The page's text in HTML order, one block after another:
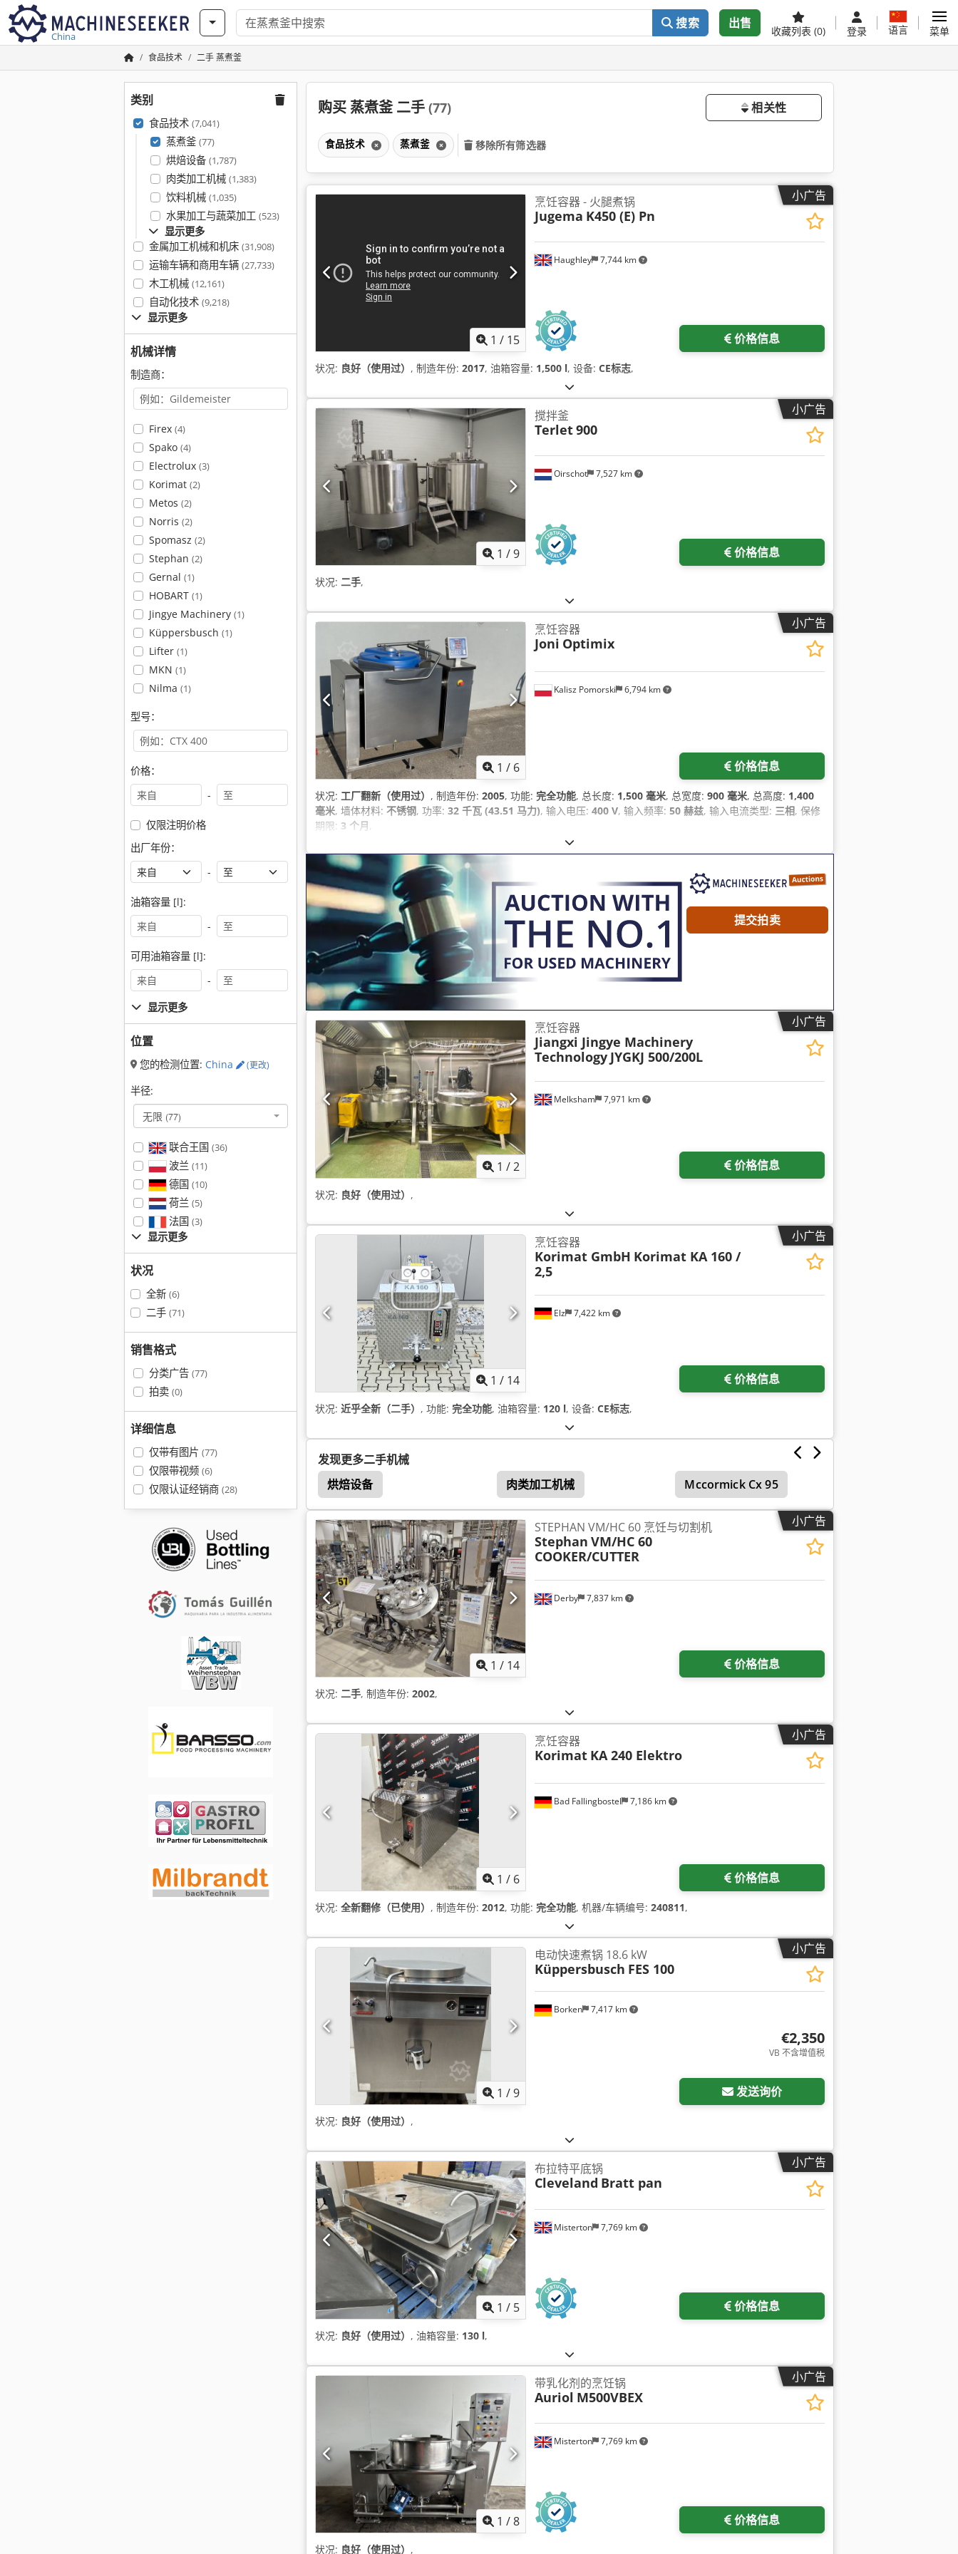
China
搜索 出售
收藏列表 (0) 登录 语言 菜单
食品技术 二手 蒸煮釜
类别
食品技术 (7,041)
蒸煮釜 (77)
烘焙设备 (1,787)
肉类加工机械 (1,383)
饮料机械 (1,035)
水果加工与蔬菜加工 (523)
显示更多
金属加工机械和机床 (31,908)
运输车辆和商用车辆 (27,733)
木工机械 (12,161)
自动化技术 (9,218)
显示更多
机械详情
制造商：
Firex (4)
Spako (4)
Electrolux (3)
Korimat (2)
Metos (2)
Norris (2)
Spomasz (2)
Stephan (2)
Gernal (1)
HOBART (1)
Jingye Machinery (1)
Küppersbusch (1)
Lifter (1)
MKN (1)
Nilma (1)
型号：
价格：
-
仅限注明价格
出厂年份：
-
油箱容量 [l]:
-
可用油箱容量 [l]:
-
显示更多
位置
您的检测位置: China (更改)
半径:
无限 (77)
联合王国 (36)
波兰 (11)
德国 (10)
荷兰 (5)
法国 (3)
显示更多
状况
全新 (6)
二手 (71)
销售格式
分类广告 (77)
拍卖 (0)
详细信息
仅带有图片 (77)
仅限带视频 (6)
仅限认证经销商 (28)
购买 蒸煮釜 二手 (77) 相关性
食品技术 蒸煮釜 移除所有筛选器
小广告
1 / 15
Haughley 7,744 km
烹饪容器 - 火腿煮锅
Jugema K450 (E) Pn
价格信息
状况: 良好（使用过） , 制造年份: 2017, 油箱容量: 1,500 l, 设备: CE标志,
小广告
1 /9
Oirschot 7,527 km
搅拌釜
Terlet900
价格信息
状况: 二手,
小广告
1 / 6
Kalisz Pomorski 6,794 km
烹饪容器
Joni Optimix
价格信息
状况: 工厂翻新（使用过） , 制造年份: 2005, 功能: 完全功能, 总长度: 1,500 毫米, 总宽度: 900 毫米, 总高度: 1,400
毫米, 墙体材料: 不锈钢, 功率: 32 千瓦 (43.51 马力), 输入电压: 400 V, 输入频率: 50 赫兹, 输入电流类型: 三相, 保修
期限: 3 个月,
提交拍卖
小广告
1 /2
Melksham 7,971 km
烹饪容器
Jiangxi Jingye Machinery
Technology JYGKJ 500/200L
价格信息
状况: 良好（使用过） ,
小广告
1 / 14
Elz 7,422 km
烹饪容器
Korimat GmbH Korimat KA 160 /
2,5
价格信息
状况: 近乎全新（二手） , 功能: 完全功能, 油箱容量: 120 l, 设备: CE标志,
发现更多二手机械
烘焙设备
肉类加工机械 Mccormick Cx 95
小广告
1 / 14
Derby 7,837 km
STEPHAN VM/HC 60 烹饪与切割机
Stephan VM/HC 60
COOKER/CUTTER
价格信息
状况: 二手, 制造年份: 2002,
小广告
1 / 6
Bad Fallingbostel 7,186 km
烹饪容器
Korimat KA 240 Elektro
价格信息
状况: 全新翻修（已使用） , 制造年份: 2012, 功能: 完全功能, 机器/车辆编号: 240811,
小广告
1 /9
Borken 7,417 km
电动快速煮锅 18.6 kW
Küppersbusch FES 100
€2,350
VB 不含增值税
发送询价
状况: 良好（使用过） ,
小广告
1 / 5
Misterton 7,769 km
布拉特平底锅
Cleveland Bratt pan
价格信息
状况: 良好（使用过） , 油箱容量: 130 l,
小广告
1 /8
Misterton 7,769 km
带乳化剂的烹饪锅
Auriol M500VBEX
价格信息
状况: 良好（使用过） ,